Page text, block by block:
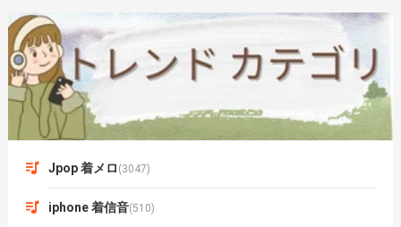
Jpop 着メロ (3047)
iphone 着信音(510)